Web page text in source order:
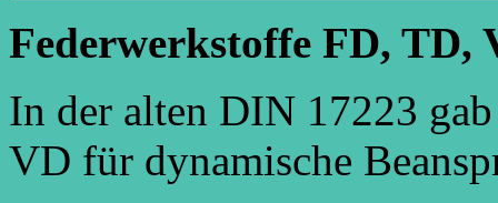
Federwerkstoffe FD, TD,
In der alten DIN 17223
VD für dynamische